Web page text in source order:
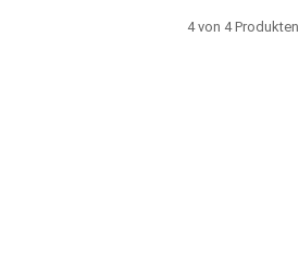
4 von 4 Produkten